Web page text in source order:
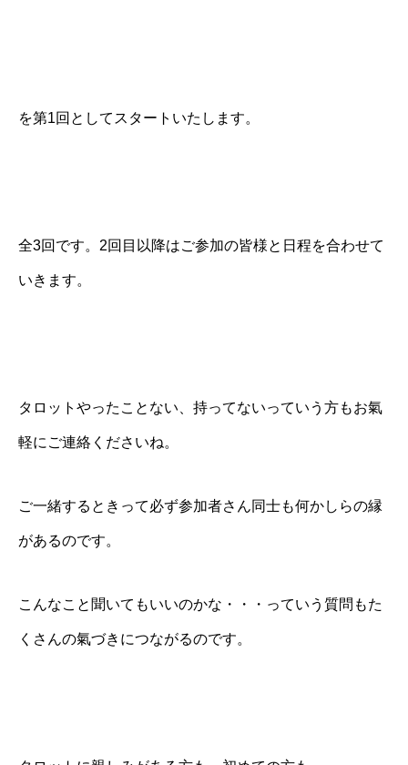
を第1回としてスタートいたします。
全3回です。2回目以降はご参加の皆様と日程を合わせて
いきます。
タロットやったことない、持ってないっていう方もお氣
軽にご連絡くださいね。
ご一緒するときって必ず参加者さん同士も何かしらの縁
があるのです。
こんなこと聞いてもいいのかな・・・っていう質問もた
くさんの氣づきにつながるのです。